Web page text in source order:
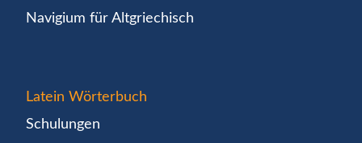
Navigium für Altgriechisch
Latein Wörterbuch
Schulungen